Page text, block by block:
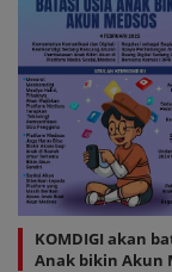
KOMDIGI akan
Anak bikin Akun